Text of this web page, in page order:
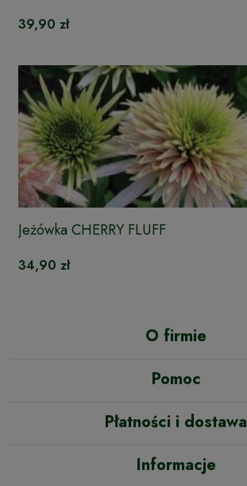
39,90 zł
Jeżówka CHERRY FLUFF
34,90 zł
O firmie
Pomoc
Płatności i dostawa
Informacje